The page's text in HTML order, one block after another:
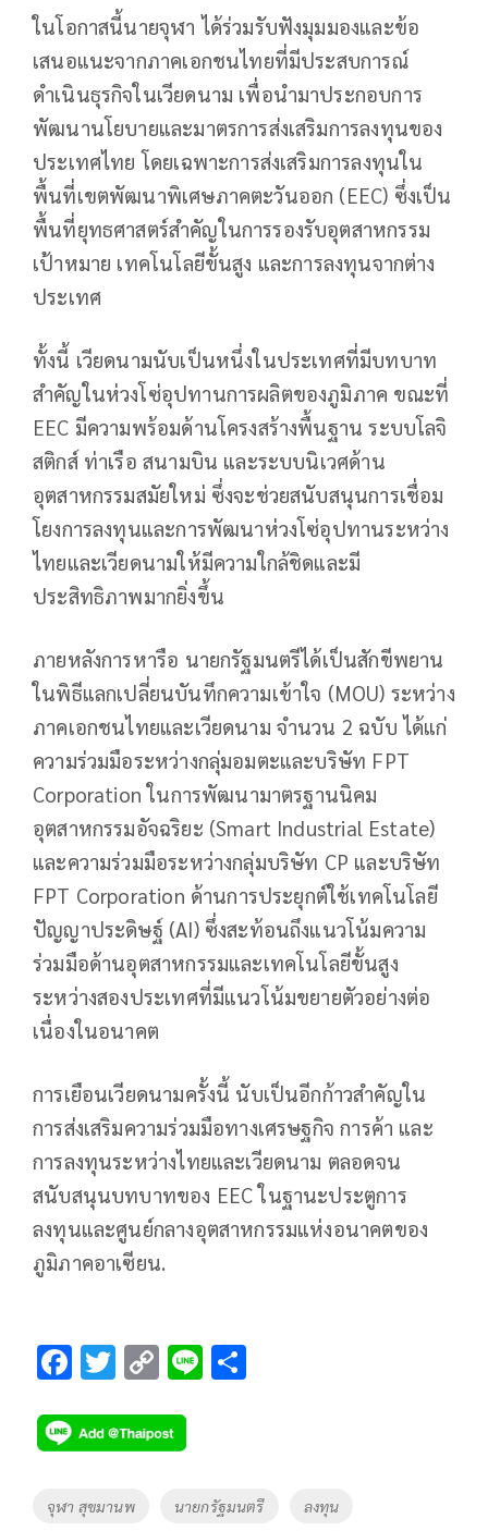
ในโอกาสนี้นายจุฬา ได้ร่วมรับฟังมุมมองและข้อ
เสนอแนะจากภาคเอกชนไทยที่มีประสบการณ์
ดำเนินธุรกิจในเวียดนาม เพื่อนำมาประกอบการ
พัฒนานโยบายและมาตรการส่งเสริมการลงทุนของ
ประเทศไทย โดยเฉพาะการส่งเสริมการลงทุนใน
พื้นที่เขตพัฒนาพิเศษภาคตะวันออก (EEC) ซึ่งเป็น
พื้นที่ยุทธศาสตร์สำคัญในการรองรับอุตสาหกรรม
เป้าหมาย เทคโนโลยีขั้นสูง และการลงทุนจากต่าง
ประเทศ
ทั้งนี้ เวียดนามนับเป็นหนึ่งในประเทศที่มีบทบาท
สำคัญในห่วงโซ่อุปทานการผลิตของภูมิภาค ขณะที่
EEC มีความพร้อมด้านโครงสร้างพื้นฐาน ระบบโลจิ
สติกส์ ท่าเรือ สนามบิน และระบบนิเวศด้าน
อุตสาหกรรมสมัยใหม่ ซึ่งจะช่วยสนับสนุนการเชื่อม
โยงการลงทุนและการพัฒนาห่วงโซ่อุปทานระหว่าง
ไทยและเวียดนามให้มีความใกล้ชิดและมี
ประสิทธิภาพมากยิ่งขึ้น
ภายหลังการหารือ นายกรัฐมนตรีได้เป็นสักขีพยาน
ในพิธีแลกเปลี่ยนบันทึกความเข้าใจ (MOU) ระหว่าง
ภาคเอกชนไทยและเวียดนาม จำนวน 2 ฉบับ ได้แก่
ความร่วมมือระหว่างกลุ่มอมตะและบริษัท FPT
Corporation ในการพัฒนามาตรฐานนิคม
อุตสาหกรรมอัจฉริยะ (Smart Industrial Estate)
และความร่วมมือระหว่างกลุ่มบริษัท CP และบริษัท
FPT Corporation ด้านการประยุกต์ใช้เทคโนโลยี
ปัญญาประดิษฐ์ (AI) ซึ่งสะท้อนถึงแนวโน้มความ
ร่วมมือด้านอุตสาหกรรมและเทคโนโลยีขั้นสูง
ระหว่างสองประเทศที่มีแนวโน้มขยายตัวอย่างต่อ
เนื่องในอนาคต
การเยือนเวียดนามครั้งนี้ นับเป็นอีกก้าวสำคัญใน
การส่งเสริมความร่วมมือทางเศรษฐกิจ การค้า และ
การลงทุนระหว่างไทยและเวียดนาม ตลอดจน
สนับสนุนบทบาทของ EEC ในฐานะประตูการ
ลงทุนและศูนย์กลางอุตสาหกรรมแห่งอนาคตของ
ภูมิภาคอาเซียน.
F
e
b
o
T
tt
er
C
p
y
Li
Li
Tags
จุฬา สุขมานพ นายกรัฐมนตรี ลงทุน